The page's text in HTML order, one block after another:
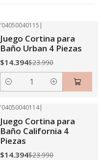
'04050040115 |
Juego Cortina para
Baño Urban 4 Piezas
$14.394$23.990
Cantidad
'04050040114|
Juego Cortina para
Baño California 4
Piezas
$14.394$23.990